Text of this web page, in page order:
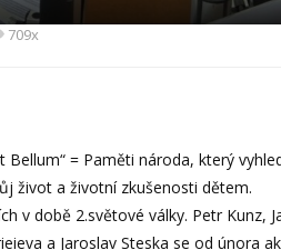
709x
= Paměti národa, který
život a životní zkušenosti dětem.
v době 2.světové války. Petr Kunz,
a Jaroslav Steska se od února